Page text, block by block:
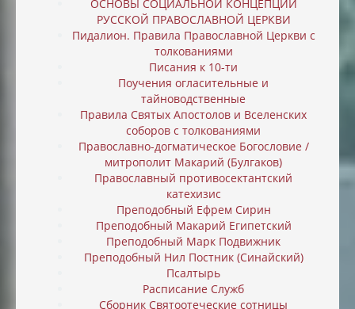
ОСНОВЫ СОЦИАЛЬНОЙ КОНЦЕПЦИИ
РУССКОЙ ПРАВОСЛАВНОЙ ЦЕРКВИ
Пидалион. Правила Православной Церкви с
толкованиями
Писания к 10-ти
Поучения огласительные и
тайноводственные
Правила Святых Апостолов и Вселенских
соборов с толкованиями
Православно-догматическое Богословие /
митрополит Макарий (Булгаков)
Православный противосектантский
катехизис
Преподобный Ефрем Сирин
Преподобный Макарий Египетский
Преподобный Марк Подвижник
Преподобный Нил Постник (Синайский)
Псалтырь
Расписание Служб
Сборник Святоотеческие сотницы